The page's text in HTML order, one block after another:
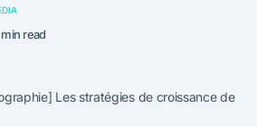
min read
Les stratégies de croissance de